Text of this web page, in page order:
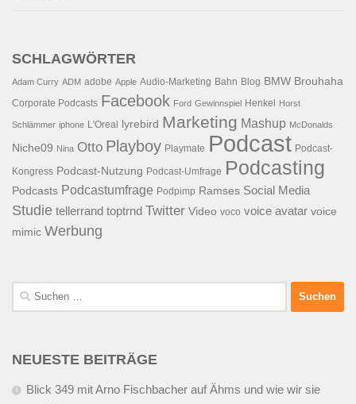
SCHLAGWÖRTER
Adam Curry ADM adobe Apple Audio-Marketing Bahn Blog BMW Brouhaha
Corporate Podcasts Facebook Ford Gewinnspiel Henkel Horst
Schlämmer iphone L'Oreal lyrebird Marketing Mashup McDonalds
Niche09 Nina Otto Playboy Playmate Podcast Podcast-
Kongress Podcast-Nutzung Podcast-Umfrage Podcasting
Podcasts Podcastumfrage Podpimp Ramses Social Media
Studie tellerrand toptrnd Twitter Video voco voice avatar voice
mimic Werbung
Suchen
nach:
NEUESTE BEITRÄGE
Blick 349 mit Arno Fischbacher auf Ähms und wie wir sie